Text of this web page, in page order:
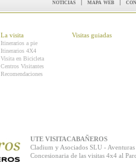
noticias | mapa web |
La visita
Itinerarios a pie
Itinerarios 4X4
Visita en Bicicleta
Centros Visitantes
Recomendaciones
Visitas guiadas
UTE VISITACABAÑEROS
Cladium y Asociados SLU -
Concesionaria de las visitas 4x4 al